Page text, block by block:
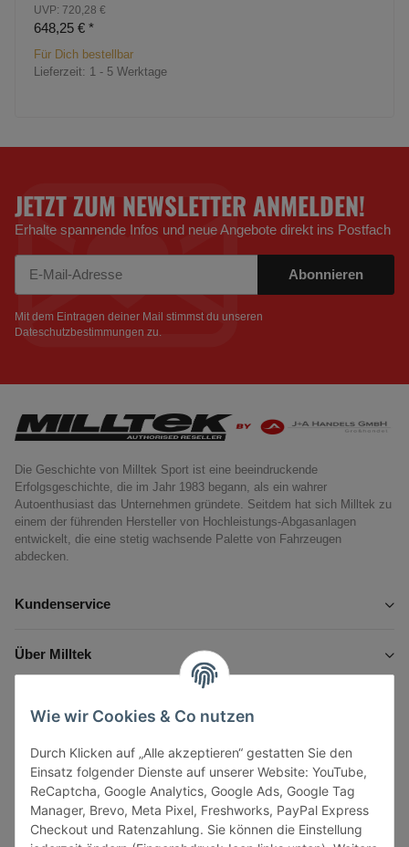
Wie wir Cookies & Co nutzen
Durch Klicken auf „Alle akzeptieren“ gestatten Sie den
Einsatz folgender Dienste auf unserer Website: YouTube,
ReCaptcha, Google Analytics, Google Ads, Google Tag
Manager, Brevo, Meta Pixel, Freshworks, PayPal Express
Checkout und Ratenzahlung. Sie können die Einstellung
UVP: 720,28 €
648,25 € *
Für Dich bestellbar
Lieferzeit: 1 - 5 Werktage
JETZT ZUM NEWSLETTER ANMELDEN!
Erhalte spannende Infos und neue Angebote direkt ins Postfach
Abonnieren
Mit dem Eintragen deiner Mail stimmst du unseren
Dateschutzbestimmungen zu.
Die Geschichte von Milltek Sport ist eine beeindruckende
Erfolgsgeschichte, die im Jahr 1983 begann, als ein wahrer
Autoenthusiast das Unternehmen gründete. Seitdem hat sich Milltek zu
einem der führenden Hersteller von Hochleistungs-Abgasanlagen
entwickelt, die eine stetig wachsende Palette von Fahrzeugen
abdecken.
Kundenservice
Über Milltek
Gesetzliche Informationen